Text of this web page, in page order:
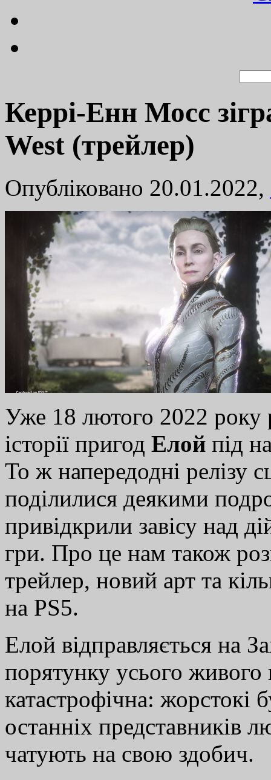
Керрі-Енн Мосс
West (трейлер)
Опубліковано 20.01.2022,
Уже 18 лютого 2022 року
історії пригод Елой під
То ж напередодні релізу
поділилися деякими
привідкрили завісу над
гри. Про це нам також
трейлер, новий арт та
на PS5.
Елой відправляється на
порятунку усього живого
катастрофічна: жорстокі
останніх представників
чатують на свою здобич.